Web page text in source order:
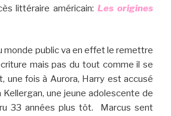
littéraire américain:Les origines
monde public va en effet le remettre
mais pas du tout comme il se
une fois à Aurora, Harry est accusé
une jeune adolescente de
33 années plus tôt. Marcus sent